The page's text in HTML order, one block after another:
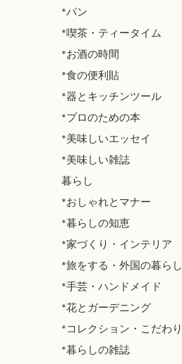
*パン
*喫茶・ティータイム
*お酒の時間
*食の便利貼
*器とキッチンツール
*プロのための本
*美味しいエッセイ
*美味しい雑誌
暮らし
*おしゃれとマナー
*暮らしの知恵
*家づくり・インテリア
*旅をする・外国の暮らし
*手芸・ハンドメイド
*花とガーデニング
*コレクション・こだわり
*暮らしの雑誌